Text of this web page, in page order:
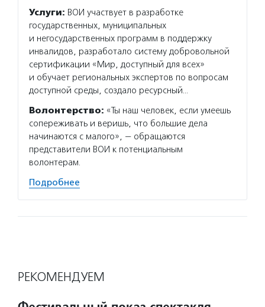
Услуги: ВОИ участвует в разработке
государственных, муниципальных
и негосударственных программ в поддержку
инвалидов, разработало систему добровольной
сертификации «Мир, доступный для всех»
и обучает региональных экспертов по вопросам
доступной среды, создало ресурсный…
Волонтерство: «Ты наш человек, если умеешь
сопереживать и веришь, что большие дела
начинаются с малого», — обращаются
представители ВОИ к потенциальным
волонтерам.
Подробнее
РЕКОМЕНДУЕМ